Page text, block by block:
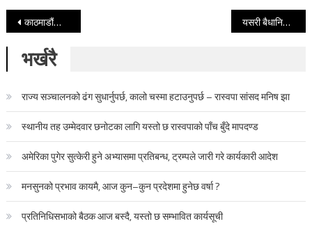
Post navigation
काठमाडौंको डान्सबारमा पेस्तोल र ५१ राउन्ड गोलीसहित पक्राउ परे भारतीय प्रहरी हवल्दार ! यसरी बैधानिक हुँदैछ मनाङे, लामा सहितका गुण्डाहरुको राजनीतिक अपग्रेड
भर्खरै
राज्य सञ्चालनको ढंग सुधार्नुपर्छ, कालो चस्मा हटाउनुपर्छ – रास्वपा सांसद मनिष झा
स्थानीय तह उम्मेदवार छनोटका लागि यस्तो छ रास्वपाको पाँच बुँदे मापदण्ड
अमेरिका पुगेर सुत्केरी हुने अभ्यासमा प्रतिबन्ध, ट्रम्पले जारी गरे कार्यकारी आदेश
मनसुनको प्रभाव कायमै, आज कुन–कुन प्रदेशमा हुनेछ वर्षा ?
प्रतिनिधिसभाको बैठक आज बस्दै, यस्तो छ सम्भावित कार्यसूची